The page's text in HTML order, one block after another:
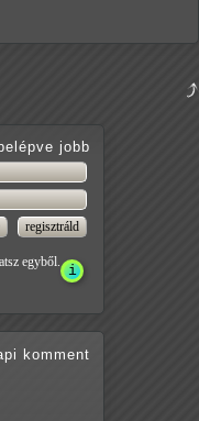
belépve jobb
egyből.
komment